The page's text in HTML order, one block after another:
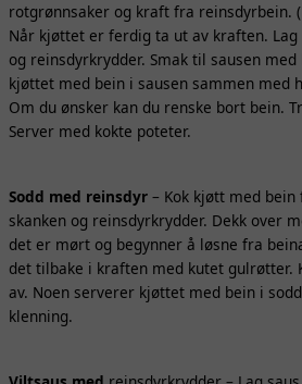
rotgrønnsaker og kraft fra reinsdyrbein.
Når kjøttet er ferdig ta ut av kraften.
og reinsdyrkrydder. Smak til sausen
kjøttet med bein i sausen sammen med
Om du ønsker kan du renske bort bein.
Server med kokte poteter.
Sodd med reinsdyr – Kok kjøtt med
skanken og reinsdyrkrydder. Dekk over
det er mørt og begynner å løsne fra
det tilbake i kraften med kutet gulrøtter.
av. Noen serverer kjøttet med bein i
klenning.